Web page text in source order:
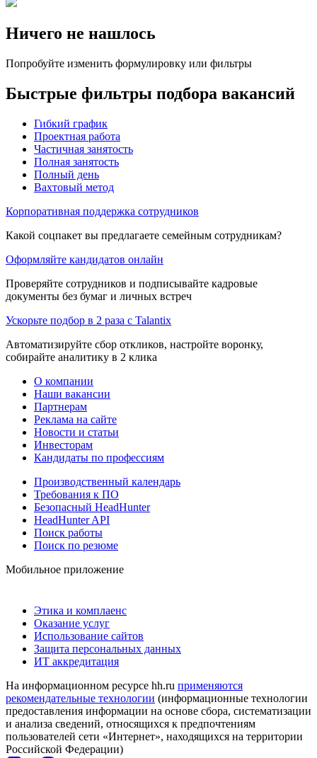
Ничего не нашлось
Попробуйте изменить формулировку или фильтры
Быстрые фильтры подбора вакансий
Гибкий график
Проектная работа
Частичная занятость
Полная занятость
Полный день
Вахтовый метод
Корпоративная поддержка сотрудников
Какой соцпакет вы предлагаете семейным сотрудникам?
Оформляйте кандидатов онлайн
Проверяйте сотрудников и подписывайте кадровые
документы без бумаг и личных встреч
Ускорьте подбор в 2 раза с Talantix
Автоматизируйте сбор откликов, настройте воронку,
собирайте аналитику в 2 клика
О компании
Наши вакансии
Партнерам
Реклама на сайте
Новости и статьи
Инвесторам
Кандидаты по профессиям
Производственный календарь
Требования к ПО
Безопасный HeadHunter
HeadHunter API
Поиск работы
Поиск по резюме
Мобильное приложение
Этика и комплаенс
Оказание услуг
Использование сайтов
Защита персональных данных
ИТ аккредитация
На информационном ресурсе hh.ru применяются
рекомендательные технологии (информационные технологии
предоставления информации на основе сбора, систематизации
и анализа сведений, относящихся к предпочтениям
пользователей сети «Интернет», находящихся на территории
Российской Федерации)